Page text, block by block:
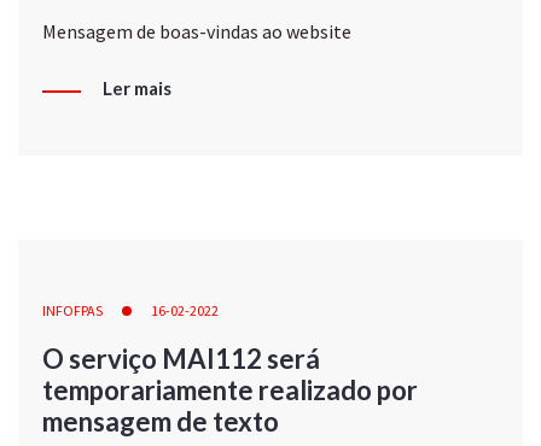
Mensagem de boas-vindas ao website
Ler mais
INFOFPAS 16-02-2022
O serviço MAI112 será
temporariamente realizado por
mensagem de texto